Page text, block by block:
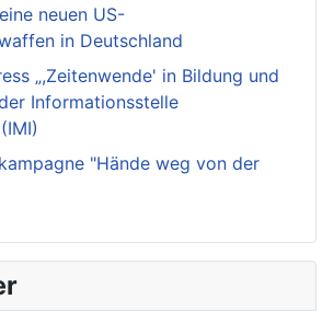
neuen US-
in Deutschland
„,Zeitenwende' in Bildung und
Informationsstelle
"Hände weg von der